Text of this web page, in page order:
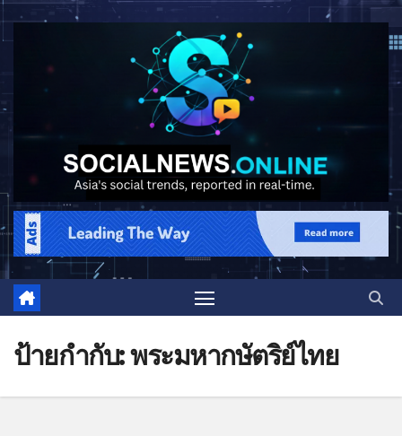
ป้ายกำกับ:พระมหากษัตริย์ไทย